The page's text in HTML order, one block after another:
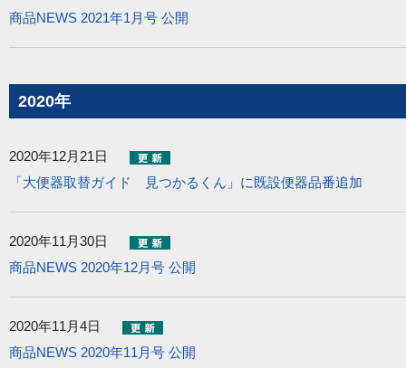
商品NEWS 2021年1月号 公開
2020年
2020年12月21日
「大便器取替ガイド 見つかるくん」に既設便器品番追加
2020年11月30日
商品NEWS 2020年12月号 公開
2020年11月4日
商品NEWS 2020年11月号 公開